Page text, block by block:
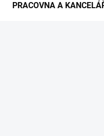
PRACOVNA A